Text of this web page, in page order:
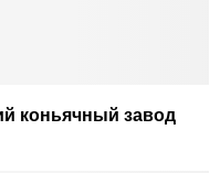
коньячный завод